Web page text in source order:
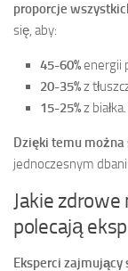
proporcje
się, aby:
45-60%energii
20-35%z
15-25%z białka.
Dzięki temu można
jednoczesnym
Jakie
polecają
Eksperci